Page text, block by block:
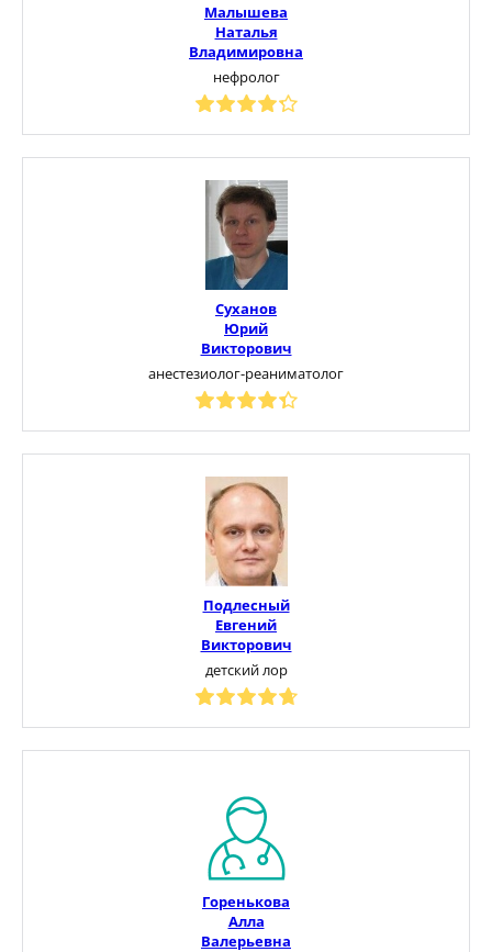
Малышева
Наталья
Владимировна
нефролог
Суханов
Юрий
Викторович
анестезиолог-реаниматолог
Подлесный
Евгений
Викторович
детский лор
Горенькова
Алла
Валерьевна